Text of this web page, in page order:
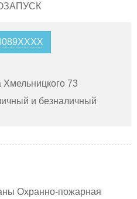
Хмельницкого 73
и безналичный
Охранно-пожарная